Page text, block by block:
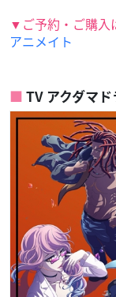
▼ご予約・ご購入
アニメイト
TV アクダマ